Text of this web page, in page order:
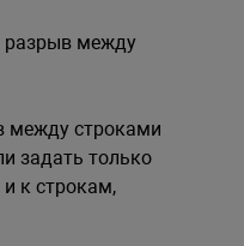
разрыв между
между строками
задать только
и к строкам,